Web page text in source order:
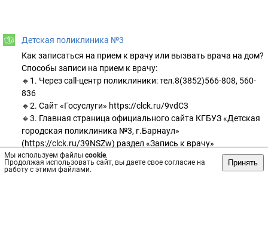
Мы используем файлы cookie.
Продолжая использовать сайт, вы даете свое согласие на
работу с этими файлами.
Принять
Детская поликлиника №3
Как записаться на прием к врачу или вызвать врача на дом?
Способы записи на прием к врачу:
🔸1. Через call-центр поликлиники: тел.8(3852)566-808, 560-
836
🔸2. Сайт «Госуслуги» https://clck.ru/9vdC3
🔸3. Главная страница официального сайта КГБУЗ «Детская
городская поликлиника №3, г.Барнаул»
(https://clck.ru/39NSZw) раздел «Запись к врачу»
🔸4. Через регистратуру КГБУЗ «Детская городская
поликлиника №3, г.Барнаул» при личном обращении.